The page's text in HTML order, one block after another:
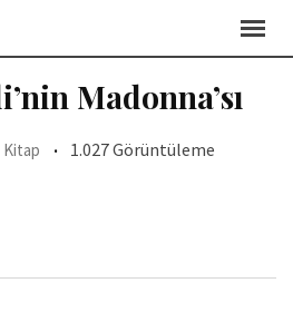
Madonna’sı
Kitap 1.027 Görüntüleme